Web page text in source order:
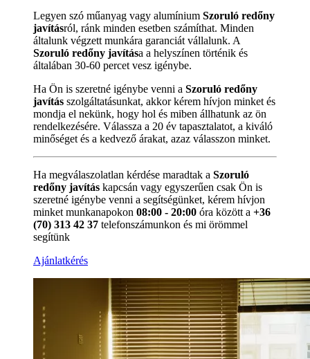
Legyen szó műanyag vagy alumínium Szoruló redőny
javításról, ránk minden esetben számíthat. Minden
általunk végzett munkára garanciát vállalunk. A
Szoruló redőny javítása a helyszínen történik és
általában 30-60 percet vesz igénybe.
Ha Ön is szeretné igénybe venni a Szoruló redőny
javítás szolgáltatásunkat, akkor kérem hívjon minket és
mondja el nekünk, hogy hol és miben állhatunk az ön
rendelkezésére. Válassza a 20 év tapasztalatot, a kiváló
minőséget és a kedvező árakat, azaz válasszon minket.
Ha megválaszolatlan kérdése maradtak a Szoruló
redőny javítás kapcsán vagy egyszerűen csak Ön is
szeretné igénybe venni a segítségünket, kérem hívjon
minket munkanapokon 08:00 - 20:00 óra között a +36
(70) 313 42 37 telefonszámunkon és mi örömmel
segítünk
Ajánlatkérés